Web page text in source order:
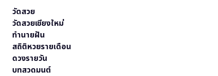
วัดสวย
วัดสวยเชียงใหม่
ทำนายฝัน
สถิติหวยรายเดือน
ดวงรายวัน
บทสวดมนต์